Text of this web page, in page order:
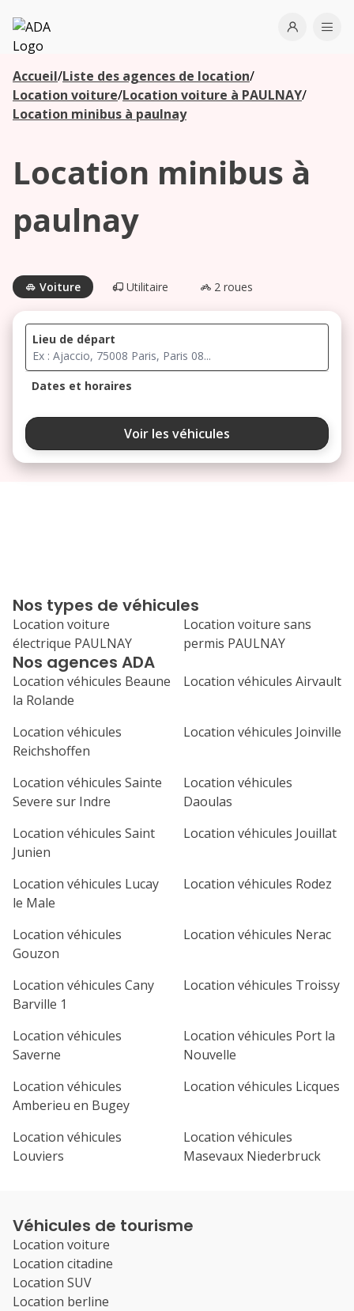
ADA
Open
Accueil/Liste des agences de location/
Location voiture/Location voiture à PAULNAY/
Location minibus à paulnay
Location minibus à
paulnay
Voiture Utilitaire 2 roues
Lieu de départ
Dates et horaires
août 2026
ma me
24 25 26
31
septembre 2026
lu
3
7
16
21 22 23 24 25
Voir les véhicules
Nos agences ADA
Location véhicules Beaune
la Rolande
Location véhicules Airvault
Location véhicules
Reichshoffen
Location véhicules Joinville
Location véhicules Sainte
Severe sur Indre
Location véhicules
Daoulas
Location véhicules Saint
Junien
Location véhicules Jouillat
Location véhicules Lucay
le Male
Location véhicules Rodez
Location véhicules
Gouzon
Location véhicules Nerac
Location véhicules Cany
Barville 1
Location véhicules Troissy
Location véhicules
Saverne
Location véhicules Port la
Nouvelle
Location véhicules
Amberieu en Bugey
Location véhicules Licques
Location véhicules
Louviers
Location véhicules
Masevaux Niederbruck
Nos types de véhicules
Location voiture
électrique PAULNAY
Location voiture sans
permis PAULNAY
Les
agences à
proximité
Commencez
recherche
pour voir les
proximité
Véhicules de tourisme
Location voiture
Location citadine
Location SUV
Location berline